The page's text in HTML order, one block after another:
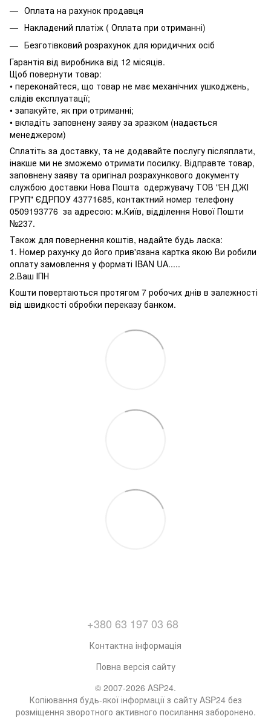
Оплата на рахунок продавця
Накладений платіж ( Оплата при отриманні)
Безготівковий розрахунок для юридичних осіб
Гарантія від виробника від 12 місяців.
Щоб повернути товар:
• переконайтеся, що товар не має механічних ушкоджень,
слідів експлуатації;
• запакуйте, як при отриманні;
• вкладіть заповнену заяву за зразком (надається
менеджером)
Сплатіть за доставку, та не додавайте послугу післяплати,
інакше ми не зможемо отримати посилку. Відправте товар,
заповнену заяву та оригінал розрахункового документу
службою доставки Нова Пошта одержувачу ТОВ "ЕН ДЖІ
ГРУП" ЄДРПОУ 43771685, контактний номер телефону
0509193776 за адресою: м.Київ, відділення Нової Пошти
№237.
Також для повернення коштів, надайте будь ласка:
1. Номер рахунку до його прив'язана картка якою Ви робили
оплату замовлення у форматі IBAN UA.....
2.Ваш ІПН
Кошти повертаються протягом 7 робочих днів в залежності
від швидкості обробки переказу банком.
+380 63 197 03 68
Контактна інформація
Повна версія сайту
© 2007-2026 ASP24.
Копіювання будь-якої інформації з сайту ASP24 без
розміщення зворотного активного посилання заборонено.